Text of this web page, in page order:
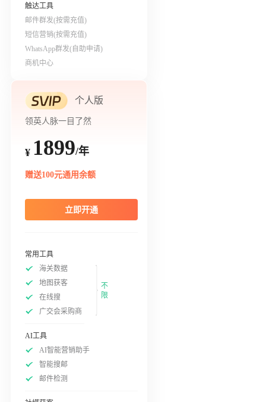
触达工具
邮件群发(按需充值)
短信营销(按需充值)
WhatsApp群发(自助申请)
商机中心
个人版
领英人脉一目了然
¥ 1899/年
赠送100元通用余额
立即开通
常用工具
海关数据
地图获客
在线搜
广交会采购商
不
限
AI工具
AI智能营销助手
智能搜邮
邮件检测